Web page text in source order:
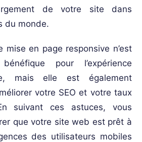
de votre site dans
du monde.
mise en page responsive n’est
pour l’expérience
mais elle est également
votre SEO et votre taux
suivant ces astuces, vous
que votre site web est prêt à
des utilisateurs mobiles